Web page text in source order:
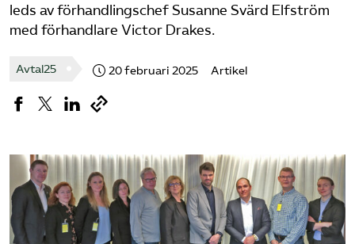
Kontakt
Bli medlem
Logga in på Arbetsgivarguiden
Sök på tagforetagen.se
leds av förhandlingschef Susanne Svärd Elfström
med förhandlare Victor Drakes.
Avtal25 20 februari 2025 Artikel